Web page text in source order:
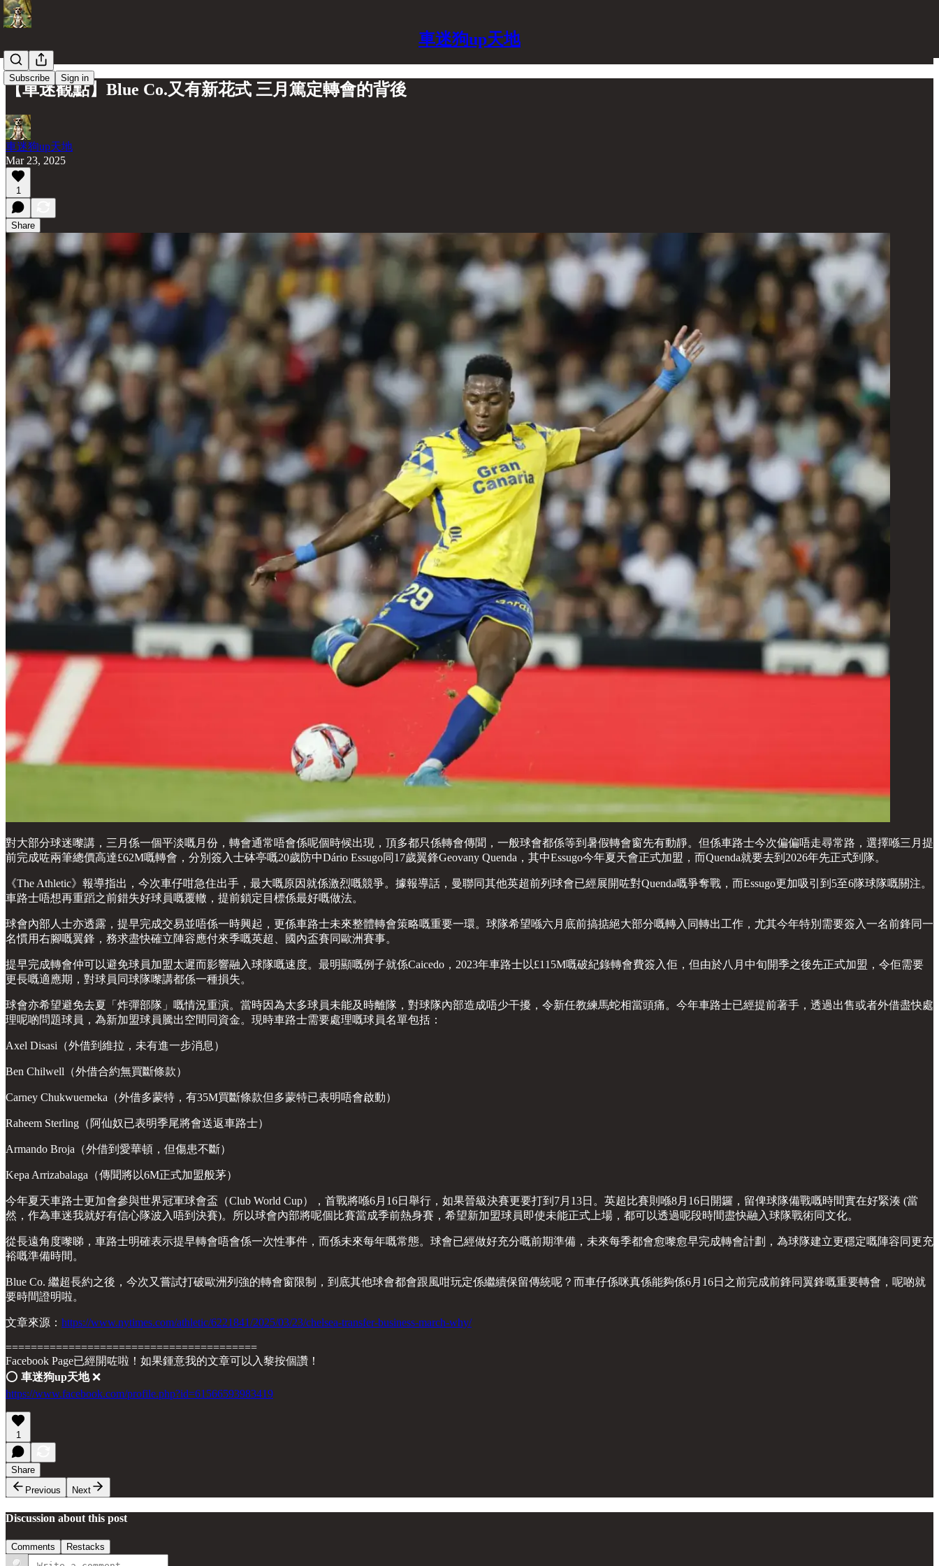
車迷狗up天地
Subscribe Sign in
【車迷觀點】Blue Co.又有新花式 三月篤定轉會的背後
車迷狗up天地
Mar 23, 2025
1
Share
對大部分球迷嚟講，三月係一個平淡嘅月份，轉會通常唔會係呢個時候出現，頂多都只係轉會傳聞，一般球會都係等到暑假轉會窗先有動靜。但係車路士今次偏偏唔走尋常路，選擇喺三月提
前完成咗兩筆總價高達£62M嘅轉會，分別簽入士砵亭嘅20歲防中Dário Essugo同17歲翼鋒Geovany Quenda，其中Essugo今年夏天會正式加盟，而Quenda就要去到2026年先正式到隊。
《The Athletic》報導指出，今次車仔咁急住出手，最大嘅原因就係激烈嘅競爭。據報導話，曼聯同其他英超前列球會已經展開咗對Quenda嘅爭奪戰，而Essugo更加吸引到5至6隊球隊嘅關注。
車路士唔想再重蹈之前錯失好球員嘅覆轍，提前鎖定目標係最好嘅做法。
球會內部人士亦透露，提早完成交易並唔係一時興起，更係車路士未來整體轉會策略嘅重要一環。球隊希望喺六月底前搞掂絕大部分嘅轉入同轉出工作，尤其今年特別需要簽入一名前鋒同一
名慣用右腳嘅翼鋒，務求盡快確立陣容應付來季嘅英超、國內盃賽同歐洲賽事。
提早完成轉會仲可以避免球員加盟太遲而影響融入球隊嘅速度。最明顯嘅例子就係Caicedo，2023年車路士以£115M嘅破紀錄轉會費簽入佢，但由於八月中旬開季之後先正式加盟，令佢需要
更長嘅適應期，對球員同球隊嚟講都係一種損失。
球會亦希望避免去夏「炸彈部隊」嘅情況重演。當時因為太多球員未能及時離隊，對球隊內部造成唔少干擾，令新任教練馬蛇相當頭痛。今年車路士已經提前著手，透過出售或者外借盡快處
理呢啲問題球員，為新加盟球員騰出空間同資金。現時車路士需要處理嘅球員名單包括：
Axel Disasi（外借到維拉，未有進一步消息）
Ben Chilwell（外借合約無買斷條款）
Carney Chukwuemeka（外借多蒙特，有35M買斷條款但多蒙特已表明唔會啟動）
Raheem Sterling（阿仙奴已表明季尾將會送返車路士）
Armando Broja（外借到愛華頓，但傷患不斷）
Kepa Arrizabalaga（傳聞將以6M正式加盟般茅）
今年夏天車路士更加會參與世界冠軍球會盃（Club World Cup），首戰將喺6月16日舉行，如果晉級決賽更要打到7月13日。英超比賽則喺8月16日開鑼，留俾球隊備戰嘅時間實在好緊湊 (當
然，作為車迷我就好有信心隊波入唔到決賽)。所以球會內部將呢個比賽當成季前熱身賽，希望新加盟球員即使未能正式上場，都可以透過呢段時間盡快融入球隊戰術同文化。
從長遠角度嚟睇，車路士明確表示提早轉會唔會係一次性事件，而係未來每年嘅常態。球會已經做好充分嘅前期準備，未來每季都會愈嚟愈早完成轉會計劃，為球隊建立更穩定嘅陣容同更充
裕嘅準備時間。
Blue Co. 繼超長約之後，今次又嘗試打破歐洲列強的轉會窗限制，到底其他球會都會跟風咁玩定係繼續保留傳統呢？而車仔係咪真係能夠係6月16日之前完成前鋒同翼鋒嘅重要轉會，呢啲就
要時間證明啦。
文章來源： https://www.nytimes.com/athletic/6221841/2025/03/23/chelsea-transfer-business-march-why/
========================================
Facebook Page已經開咗啦！如果鍾意我的文章可以入黎按個讚！
⭕️ 車迷狗up天地❌
https://www.facebook.com/profile.php?id=61566593983419
1
Share
Previous
Next
Discussion about this post
Comments Restacks